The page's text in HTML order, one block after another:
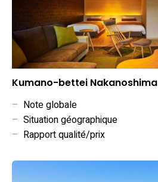
Kumano-bettei Nakanoshima
– Note globale
– Situation géographique
– Rapport qualité/prix